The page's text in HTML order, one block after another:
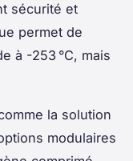
sécurité et
permet de
à -253 °C, mais
la solution
modulaires